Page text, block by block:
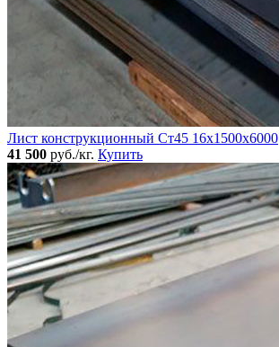
Лист конструкционный Ст45 16х1500х6000
41 500 руб./кг. Купить